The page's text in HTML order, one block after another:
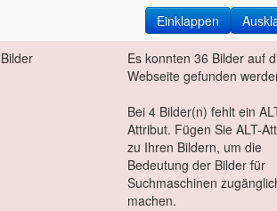
Einklappen
Bilder
Es konnten 36 Bilder auf
Webseite gefunden
Bei 4 Bilder(n) fehlt ein
Attribut. Fügen Sie ALT-
zu Ihren Bildern, um die
Bedeutung der Bilder für
Suchmaschinen
machen.